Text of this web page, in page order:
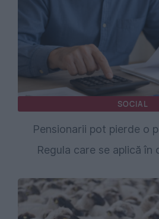
SOCIAL
Pensionarii pot pierde o
Regula care se aplică în